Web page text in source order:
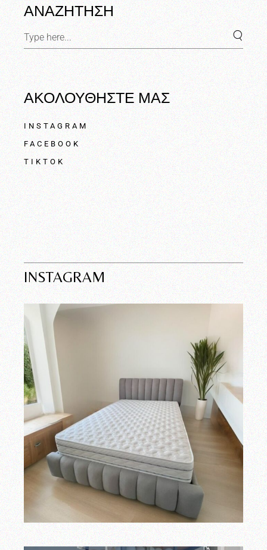
ΑΝΑΖΗΤΗΣΗ
ΑΚΟΛΟΥΘΗΣΤΕ ΜΑΣ
INSTAGRAM
FACEBOOK
TIKTOK
INSTAGRAM